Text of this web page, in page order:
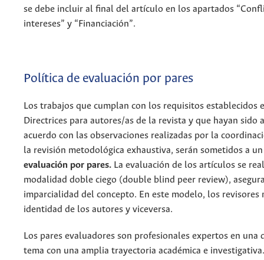
se debe incluir al final del artículo en los apartados
intereses” y “Financiación”.
Política de evaluación por pares
Los trabajos que cumplan con los requisitos establecidos
Directrices para autores/as de la revista y que hayan sido
acuerdo con las observaciones realizadas por la
la revisión metodológica exhaustiva, serán sometidos a
evaluación por pares. La evaluación de los artículos se
modalidad doble ciego (double blind peer review),
imparcialidad del concepto. En este modelo, los revisores
identidad de los autores y viceversa.
Los pares evaluadores son profesionales expertos en una
tema con una amplia trayectoria académica e